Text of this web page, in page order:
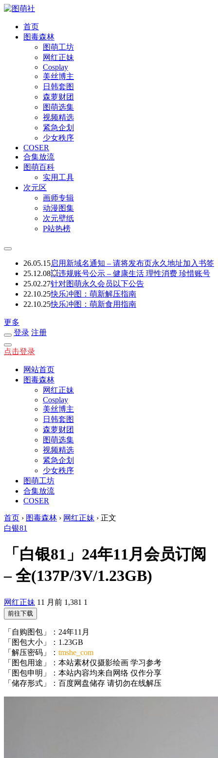
首页
图毒森林
图萌工坊
网红正妹
Cosplay
美丝博主
日韩套图
森萝财团
图萌选集
视频精选
紧急企划
少女秩序
COSER
合集放流
图萌百科
实用工具
次元区
画师专辑
动漫图集
次元壁纸
P站热榜
26.05.15启用新域名通知 – 请将发布页永久地址加入书签
25.12.08💥违规账号公示 – 健康生活 理性消费 珍惜账号
25.02.27针对图萌永久会员以下公告
22.10.25快乐冲图：萌新解压指南
22.10.25快乐冲图：萌新食用指南
更多
登录 注册
点击登录
网站首页
图毒森林
网红正妹
Cosplay
美丝博主
日韩套图
森萝财团
图萌选集
视频精选
紧急企划
少女秩序
图萌工坊
合集放流
COSER
首页 › 图毒森林 › 网红正妹 › 正文
白银81
「白银81」24年11月会员订阅
– 全(137P/3V/1.23GB)
网红正妹 11 月前 1,381 1
前往下载
「自购图包」：24年11月
「图包大小」：1.23GB
「解压密码」： tmshe_com
「图包用途」：本站素材仅摄影绘画 学习参考
「图包申明」：本站内容均来自网络 仅作分享
「储存形式」：百度网盘储存 请切勿在线解压